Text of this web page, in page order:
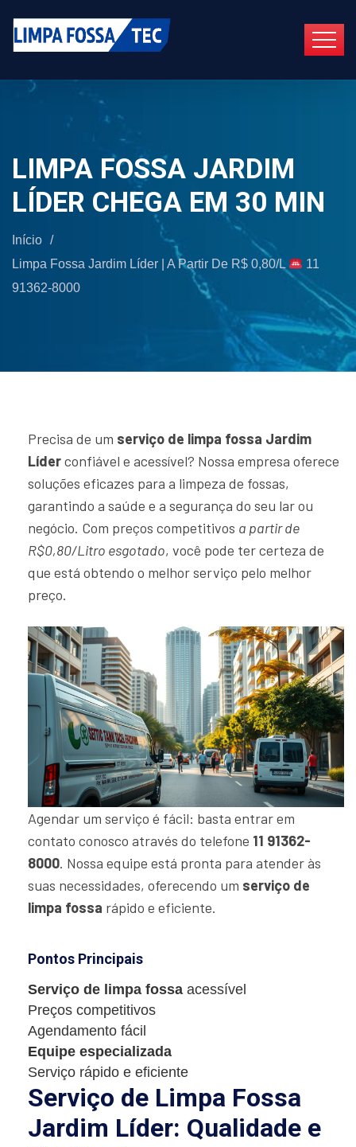
LIMPA FOSSA JARDIM
LÍDER CHEGA EM 30 MIN
Início /
Limpa Fossa Jardim Líder | A Partir De R$ 0,80/L
11
91362-8000
Precisa de um serviço de limpa fossa Jardim
Líderconfiável e acessível? Nossa empresa oferece
soluções eficazes para a limpeza de fossas,
garantindo a saúde e a segurança do seu lar ou
negócio. Com preços competitivos a partir de
R$0,80/Litro esgotado, você pode ter certeza de
que está obtendo o melhor serviço pelo melhor
preço.
Agendar um serviço é fácil: basta entrar em
contato conosco através do telefone 11 91362-
8000. Nossa equipe está pronta para atender às
suas necessidades, oferecendo um serviço de
limpa fossa rápido e eficiente.
Pontos Principais
Serviço de limpa fossa acessível
Preços competitivos
Agendamento fácil
Equipe especializada
Serviço rápido e eficiente
Serviço de Limpa Fossa
Jardim Líder: Qualidade e